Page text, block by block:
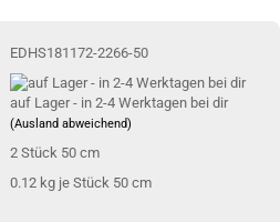
EDHS181172-2266-50
auf Lager - in 2-4 Werktagen bei dir
(Ausland abweichend)
2Stück 50 cm
0.12 kg je Stück 50 cm